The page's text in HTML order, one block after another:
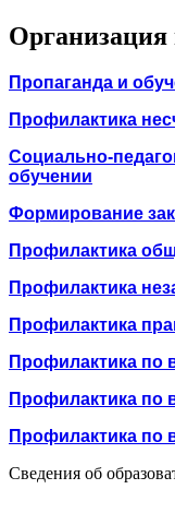
Пропаганда и
Профилактика
Социально-
обучении
Формирование
Профилактика
Профилактика
Профилактика
Профилактика по
Профилактика по
Профилактика по
Сведения об